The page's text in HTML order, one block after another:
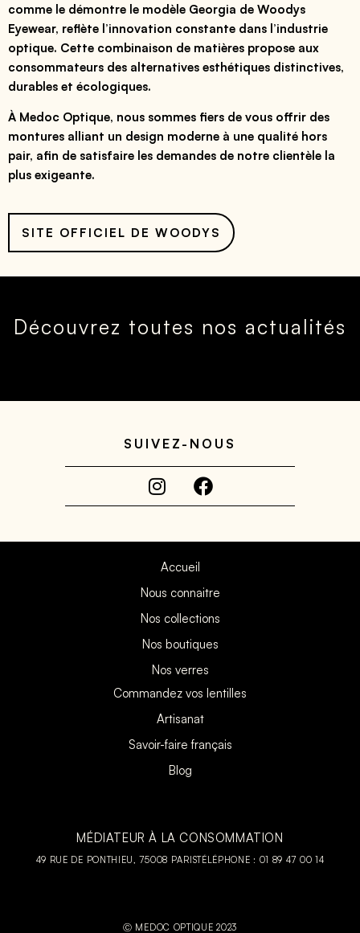
comme le démontre le modèle Georgia de Woodys
Eyewear, reflète l’innovation constante dans l’industrie
optique. Cette combinaison de matières propose aux
consommateurs des alternatives esthétiques distinctives,
durables et écologiques.
À Medoc Optique, nous sommes fiers de vous offrir des
montures alliant un design moderne à une qualité hors
pair, afin de satisfaire les demandes de notre clientèle la
plus exigeante.
SITE OFFICIEL DE WOODYS
Découvrez toutes nos actualités
SUIVEZ-NOUS
Accueil
Nous connaitre
Nos collections
Nos boutiques
Nos verres
Commandez vos lentilles
Artisanat
Savoir-faire français
Blog
MÉDIATEUR À LA CONSOMMATION
49 RUE DE PONTHIEU, 75008 PARISTÉLÉPHONE : 01 89 47 00 14
Ⓒ MEDOC OPTIQUE 2023